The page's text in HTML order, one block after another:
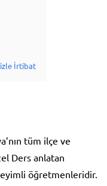
İrtibat
tüm ilçe ve
Ders anlatan
öğretmenleridir.